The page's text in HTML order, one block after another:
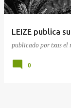
LEIZE publica
publicado por txus el
0